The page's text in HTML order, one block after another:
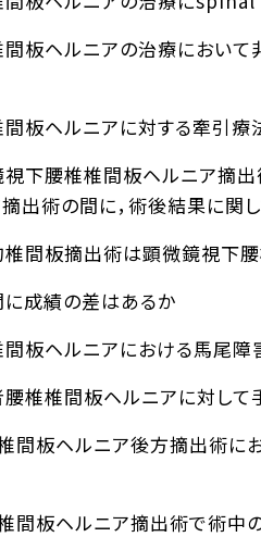
板ヘルニアの治療において
板ヘルニアに対する牽引療
下腰椎椎間板ヘルニア摘出
出術の間に，術後結果に関
間板摘出術は顕微鏡視下
成績の差はあるか
板ヘルニアにおける馬尾障
椎椎間板ヘルニアに対して
板ヘルニア後方摘出術に
板ヘルニア摘出術で術中